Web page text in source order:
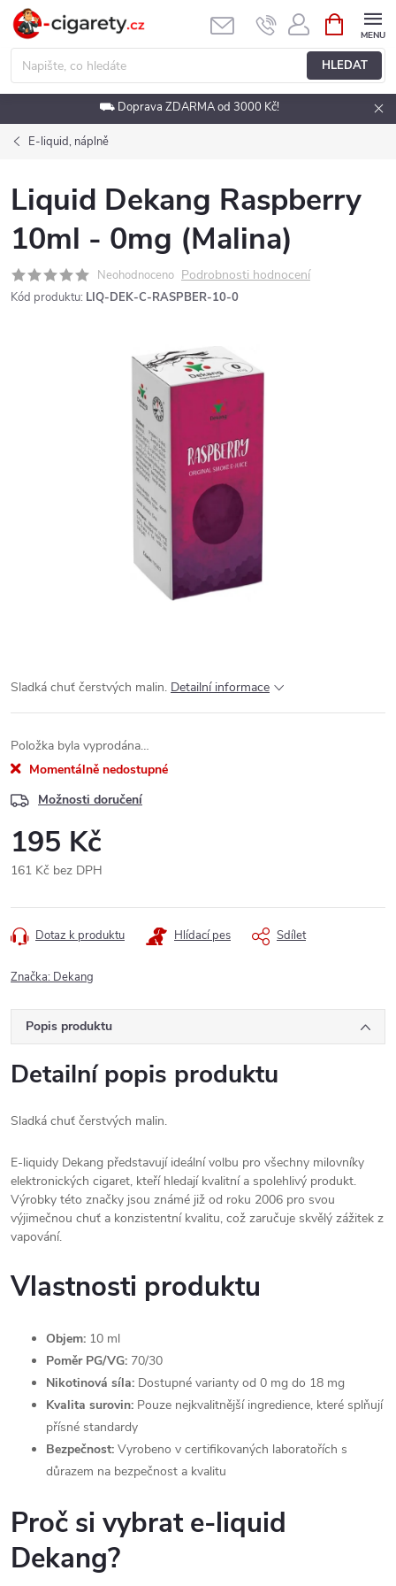
Přejít
obsah
HLEDAT
NÁKUPNÍ
KOŠÍK
⛟ Doprava ZDARMA od 3000 Kč!
E-liquid, náplně
Liquid Dekang Raspberry
10ml - 0mg (Malina)
Neohodnoceno Podrobnosti hodnocení
Kód produktu: LIQ-DEK-C-RASPBER-10-0
Sladká chuť čerstvých malin. Detailní informace
Položka byla vyprodána…
Momentálně nedostupné
Možnosti doručení
195 Kč
161 Kč bez DPH
cena:
Dotaz k produktu Hlídací pes Sdílet
Značka: Dekang
Popis produktu
Detailní popis produktu
Sladká chuť čerstvých malin.
E-liquidy Dekang představují ideální volbu pro všechny milovníky
elektronických cigaret, kteří hledají kvalitní a spolehlivý produkt.
Výrobky této značky jsou známé již od roku 2006 pro svou
výjimečnou chuť a konzistentní kvalitu, což zaručuje skvělý zážitek z
vapování.
Vlastnosti produktu
Objem: 10 ml
Poměr PG/VG: 70/30
Nikotinová síla: Dostupné varianty od 0 mg do 18 mg
Kvalita surovin: Pouze nejkvalitnější ingredience, které splňují
přísné standardy
Bezpečnost: Vyrobeno v certifikovaných laboratořích s
důrazem na bezpečnost a kvalitu
Proč si vybrat e-liquid
Dekang?